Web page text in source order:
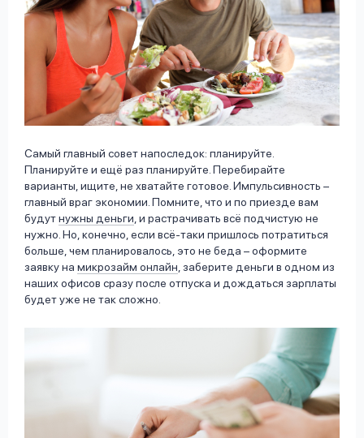
Самый главный совет напоследок: планируйте.
Планируйте и ещё раз планируйте. Перебирайте
варианты, ищите, не хватайте готовое. Импульсивность –
главный враг экономии. Помните, что и по приезде вам
будутнужны деньги , и растрачивать всё подчистую не
нужно. Но, конечно, если всё-таки пришлось потратиться
больше, чем планировалось, это не беда – оформите
заявку на микрозайм онлайн , заберите деньги в одном из
наших офисов сразу после отпуска и дождаться зарплаты
будет уже не так сложно.